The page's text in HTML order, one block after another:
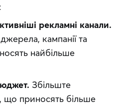
рекламні канали.
кампанії та
найбільше
Збільште
що приносять більше